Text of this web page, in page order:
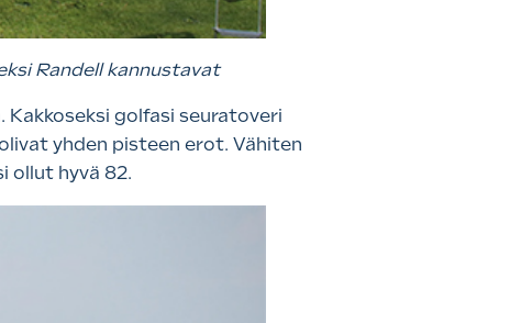
Randell kannustavat
Kakkoseksi golfasi seuratoveri
yhden pisteen erot. Vähiten
ollut hyvä 82.